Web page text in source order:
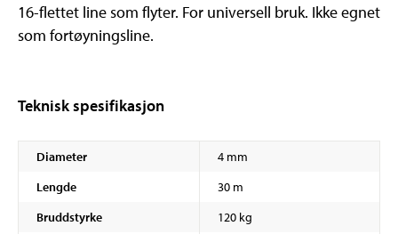
16-flettet line som flyter. For universell bruk. Ikke egnet
som fortøyningsline.
Teknisk spesifikasjon
Diameter
4 mm
Lengde
30 m
Bruddstyrke
120 kg